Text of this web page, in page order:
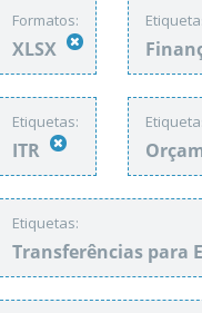
Formatos:
XLSX
Etiquetas:
ITR
Etiquetas:
Transferências para